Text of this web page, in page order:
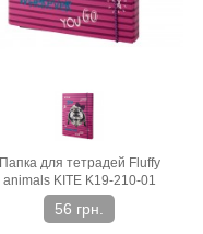
Папка для тетрадей Fluffy
animals KITE K19-210-01
56 грн.